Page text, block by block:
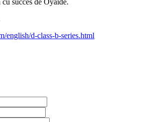
succes de Oyaide.
english/d-class-b-series.html